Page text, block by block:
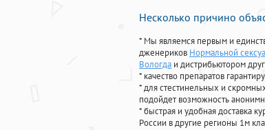
Несколько причино
* Мы являемся первым и
дженериков Нормальной
Вологда и дистрибьютором
* качество препаратов
* для стестинельных и
подойдет возможность
* быстрая и удобная доставка
России в другие регионы 1м